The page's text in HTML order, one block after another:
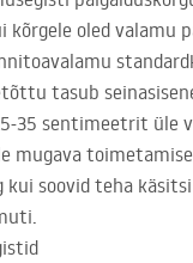
kõrgele oled valamu
tasub
35 sentimeetrit üle
mugava toimetamise
kui soovid teha